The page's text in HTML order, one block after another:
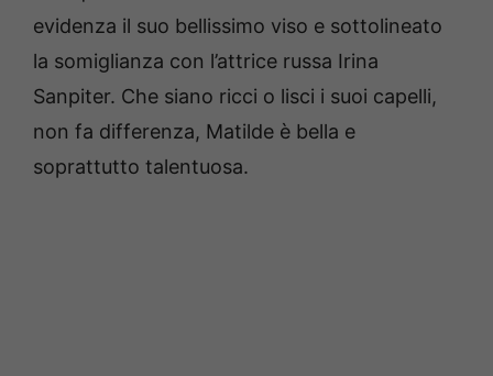
evidenza il suo bellissimo viso e sottolineato
la somiglianza con l’attrice russa Irina
Sanpiter. Che siano ricci o lisci i suoi capelli,
non fa differenza, Matilde è bella e
soprattutto talentuosa.